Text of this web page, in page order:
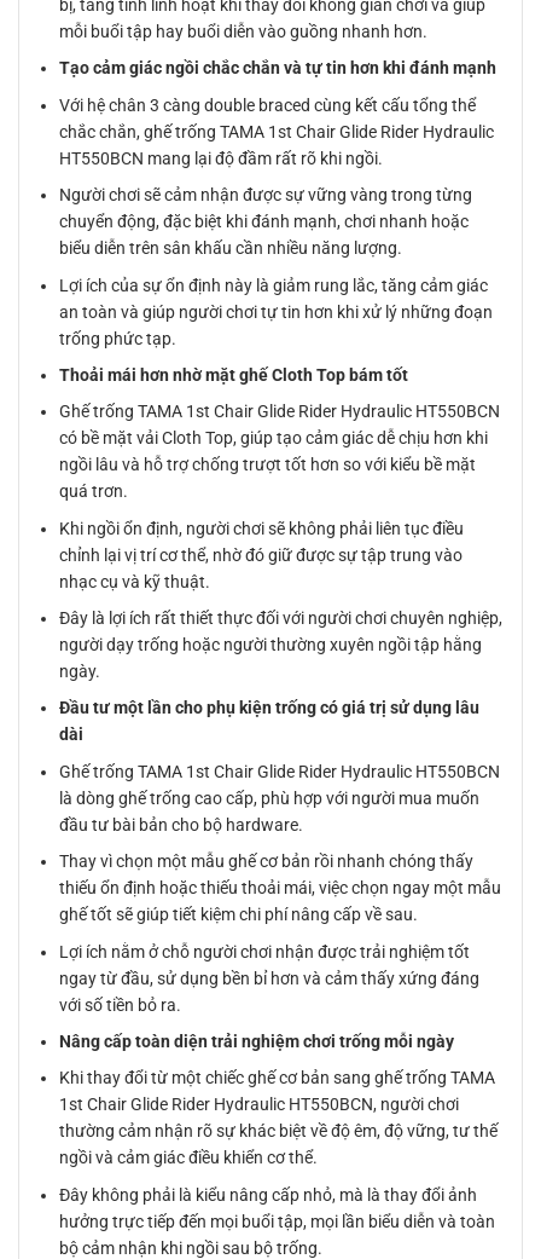
bị, tăng tính linh hoạt khi thay đổi không gian chơi và giúp
mỗi buổi tập hay buổi diễn vào guồng nhanh hơn.
Tạo cảm giác ngồi chắc chắn và tự tin hơn khi đánh mạnh
Với hệ chân 3 càng double braced cùng kết cấu tổng thể
chắc chắn, ghế trống TAMA 1st Chair Glide Rider Hydraulic
HT550BCN mang lại độ đầm rất rõ khi ngồi.
Người chơi sẽ cảm nhận được sự vững vàng trong từng
chuyển động, đặc biệt khi đánh mạnh, chơi nhanh hoặc
biểu diễn trên sân khấu cần nhiều năng lượng.
Lợi ích của sự ổn định này là giảm rung lắc, tăng cảm giác
an toàn và giúp người chơi tự tin hơn khi xử lý những đoạn
trống phức tạp.
Thoải mái hơn nhờ mặt ghế Cloth Top bám tốt
Ghế trống TAMA 1st Chair Glide Rider Hydraulic HT550BCN
có bề mặt vải Cloth Top, giúp tạo cảm giác dễ chịu hơn khi
ngồi lâu và hỗ trợ chống trượt tốt hơn so với kiểu bề mặt
quá trơn.
Khi ngồi ổn định, người chơi sẽ không phải liên tục điều
chỉnh lại vị trí cơ thể, nhờ đó giữ được sự tập trung vào
nhạc cụ và kỹ thuật.
Đây là lợi ích rất thiết thực đối với người chơi chuyên nghiệp,
người dạy trống hoặc người thường xuyên ngồi tập hằng
ngày.
Đầu tư một lần cho phụ kiện trống có giá trị sử dụng lâu
dài
Ghế trống TAMA 1st Chair Glide Rider Hydraulic HT550BCN
là dòng ghế trống cao cấp, phù hợp với người mua muốn
đầu tư bài bản cho bộ hardware.
Thay vì chọn một mẫu ghế cơ bản rồi nhanh chóng thấy
thiếu ổn định hoặc thiếu thoải mái, việc chọn ngay một mẫu
ghế tốt sẽ giúp tiết kiệm chi phí nâng cấp về sau.
Lợi ích nằm ở chỗ người chơi nhận được trải nghiệm tốt
ngay từ đầu, sử dụng bền bỉ hơn và cảm thấy xứng đáng
với số tiền bỏ ra.
Nâng cấp toàn diện trải nghiệm chơi trống mỗi ngày
Khi thay đổi từ một chiếc ghế cơ bản sang ghế trống TAMA
1st Chair Glide Rider Hydraulic HT550BCN, người chơi
thường cảm nhận rõ sự khác biệt về độ êm, độ vững, tư thế
ngồi và cảm giác điều khiển cơ thể.
Đây không phải là kiểu nâng cấp nhỏ, mà là thay đổi ảnh
hưởng trực tiếp đến mọi buổi tập, mọi lần biểu diễn và toàn
bộ cảm nhận khi ngồi sau bộ trống.